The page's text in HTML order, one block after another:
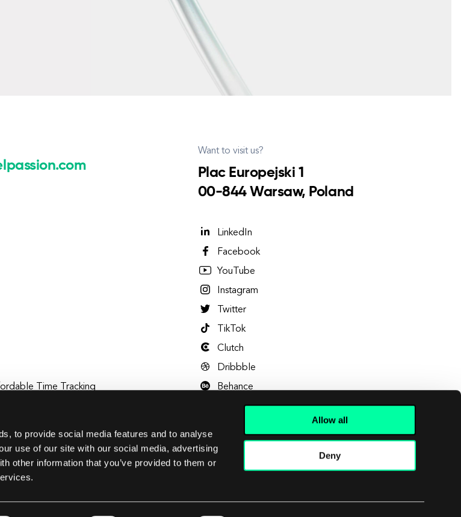
to provide social media features and to analyse
use of our site with our social media, advertising
other information that you’ve provided to them or
Allow all
Deny
Want to visit us?
Plac Europejski 1
00-844 Warsaw, Poland
Time Tracking
LinkedIn
Facebook
YouTube
Instagram
Twitter
TikTok
Clutch
Dribbble
Behance